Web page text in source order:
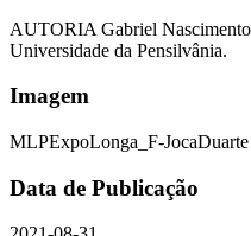
AUTORIA Gabriel Nascimento
Universidade da Pensilvânia.
Imagem
MLPExpoLonga_F-
Data de Publicação